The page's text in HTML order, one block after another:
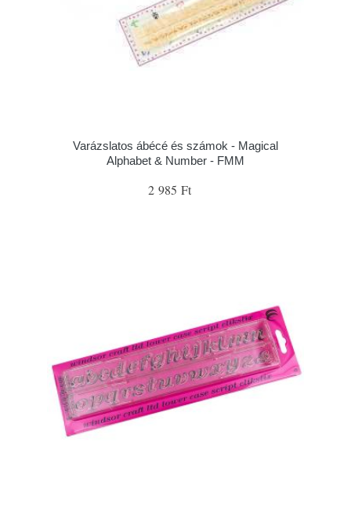
Varázslatos ábécé és számok - Magical
Alphabet & Number - FMM
2 985 Ft